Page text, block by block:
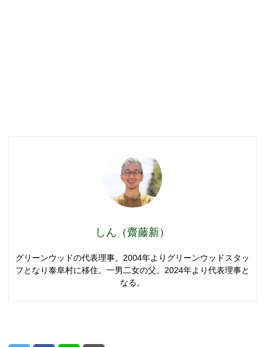
しん（齋藤新）
グリーンウッドの代表理事。2004年よりグリーンウッドスタッ
フとなり泰阜村に移住。一男二女の父。2024年より代表理事と
なる。